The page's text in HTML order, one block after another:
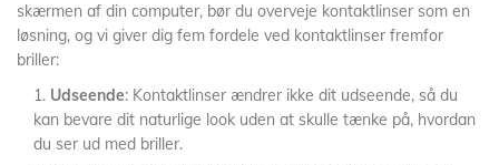
skærmen af din computer, bør du overveje kontaktlinser som en
løsning, og vi giver dig fem fordele ved kontaktlinser fremfor
briller:
Udseende: Kontaktlinser ændrer ikke dit udseende, så du
kan bevare dit naturlige look uden at skulle tænke på, hvordan
du ser ud med briller.